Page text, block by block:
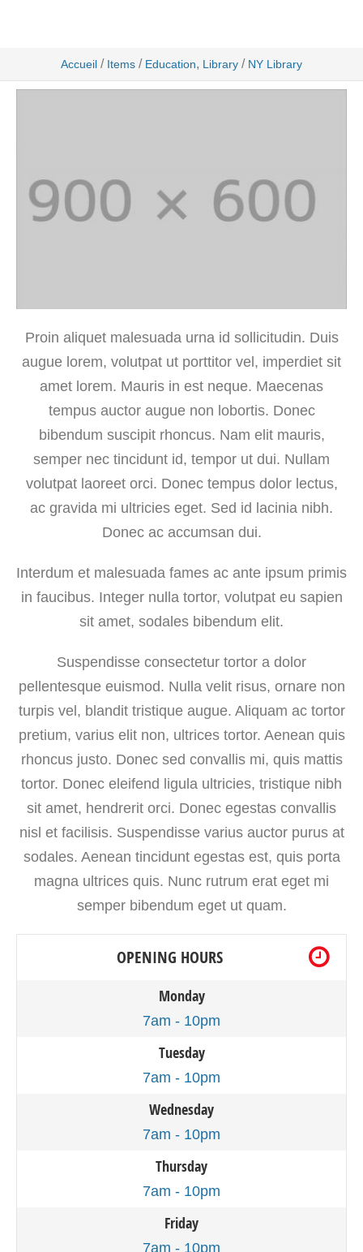
Accueil / Items / Education, Library / NY Library
Proin aliquet malesuada urna id sollicitudin. Duis
augue lorem, volutpat ut porttitor vel, imperdiet sit
amet lorem. Mauris in est neque. Maecenas
tempus auctor augue non lobortis. Donec
bibendum suscipit rhoncus. Nam elit mauris,
semper nec tincidunt id, tempor ut dui. Nullam
volutpat laoreet orci. Donec tempus dolor lectus,
ac gravida mi ultricies eget. Sed id lacinia nibh.
Donec ac accumsan dui.
Interdum et malesuada fames ac ante ipsum primis
in faucibus. Integer nulla tortor, volutpat eu sapien
sit amet, sodales bibendum elit.
Suspendisse consectetur tortor a dolor
pellentesque euismod. Nulla velit risus, ornare non
turpis vel, blandit tristique augue. Aliquam ac tortor
pretium, varius elit non, ultrices tortor. Aenean quis
rhoncus justo. Donec sed convallis mi, quis mattis
tortor. Donec eleifend ligula ultricies, tristique nibh
sit amet, hendrerit orci. Donec egestas convallis
nisl et facilisis. Suspendisse varius auctor purus at
sodales. Aenean tincidunt egestas est, quis porta
magna ultrices quis. Nunc rutrum erat eget mi
semper bibendum eget ut quam.
OPENING HOURS
Monday
7am - 10pm
Tuesday
7am - 10pm
Wednesday
7am - 10pm
Thursday
7am - 10pm
Friday
7am - 10pm